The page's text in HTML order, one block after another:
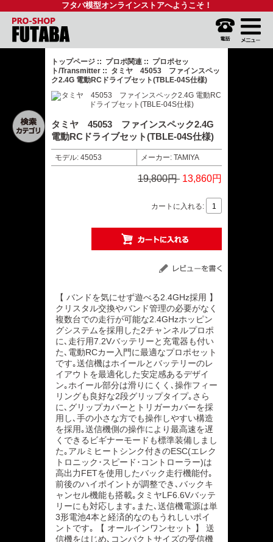
フタバ模型オンラインストアへようこそ！
トップページ :: プロポ関連 :: プロポセッ
ト/Transmitter :: タミヤ 45053 ファインスペッ
ク2.4G 電動RCドライブセット(TBLE-04S仕様)
タミヤ 45053 ファインスペック2.4G
電動RCドライブセット(TBLE-04S仕様)
モデル: 45053 メーカー: TAMIYA
19,800円 13,860円
カートに入れる:
【 バンドを気にせず遊べる2.4GHz採用 】
クリスタル交換やバンド管理の必要がなく
複数台での走行が可能な2.4GHzホッピン
グシステムを採用した2チャンネルプロポ
に､走行用7.2Vバッテリーと充電器も付い
た､電動RCカー入門に最適なプロポセット
です｡送信機はホイールとバッテリーのレ
イアウトを最適化した安定感あるデザイ
ン｡ホイール部分は滑りにくく､操作フィー
リングも良好な2段グリップタイプ｡さら
に､グリップカバーとトリガーカバーを採
用し､手の小さな方でも操作しやすい構造
を採用｡送信機側の操作により最高速を遅
くできるビギナーモードも標準装備しまし
た｡アルミヒートシンク付きのESC(エレク
トロニック･スピード･コントローラー)は
高出力FETを使用したバック走行機能付｡
前後のハイポイントが調整でき､バックキ
ャンセル機能も搭載｡タミヤLF6.6Vバッテ
リーにも対応します｡また､送信機電源は単
3形電池4本と経済的なのもうれしいポイ
ントです｡ 【 オールインワンセット 】 送
信機をはじめ､コンパクトサイズの受信機